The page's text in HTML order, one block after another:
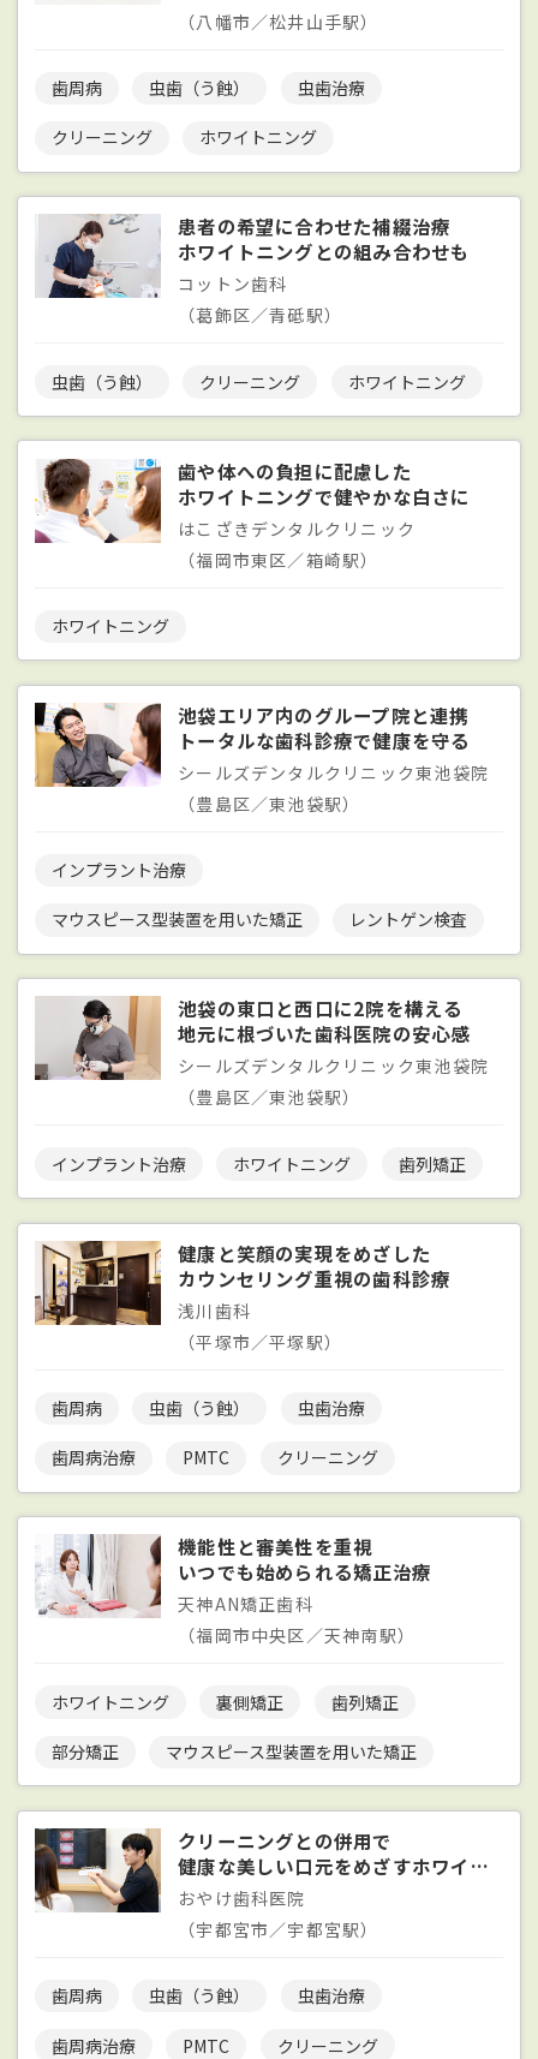
（八幡市／松井山手駅）
歯周病 虫歯（う蝕） 虫歯治療
クリーニング ホワイトニング
患者の希望に合わせた補綴治療
ホワイトニングとの組み合わせも
コットン歯科
（葛飾区／青砥駅）
虫歯（う蝕） クリーニング ホワイトニング
歯や体への負担に配慮した
ホワイトニングで健やかな白さに
はこざきデンタルクリニック
（福岡市東区／箱崎駅）
ホワイトニング
池袋エリア内のグループ院と連携
トータルな歯科診療で健康を守る
シールズデンタルクリニック東池袋院
（豊島区／東池袋駅）
インプラント治療
マウスピース型装置を用いた矯正 レントゲン検査
池袋の東口と西口に2院を構える
地元に根づいた歯科医院の安心感
シールズデンタルクリニック東池袋院
（豊島区／東池袋駅）
インプラント治療 ホワイトニング 歯列矯正
健康と笑顔の実現をめざした
カウンセリング重視の歯科診療
浅川歯科
（平塚市／平塚駅）
歯周病 虫歯（う蝕） 虫歯治療
歯周病治療 PMTC クリーニング
機能性と審美性を重視
いつでも始められる矯正治療
天神AN矯正歯科
（福岡市中央区／天神南駅）
ホワイトニング 裏側矯正 歯列矯正
部分矯正 マウスピース型装置を用いた矯正
クリーニングとの併用で
健康な美しい口元をめざすホワイトニング
おやけ歯科医院
（宇都宮市／宇都宮駅）
歯周病 虫歯（う蝕） 虫歯治療
歯周病治療 PMTC クリーニング